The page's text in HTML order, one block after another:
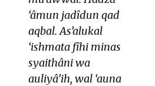
‘âmun jadîdun qad
aqbal. As’alukal
‘ishmata fîhi minas
syaithâni wa
auliyâ’ih, wal ‘auna